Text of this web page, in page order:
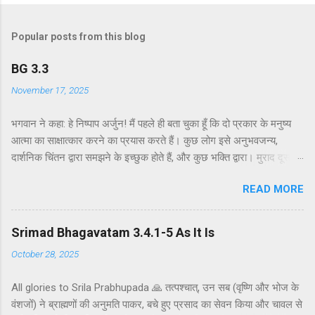
Popular posts from this blog
BG 3.3
November 17, 2025
भगवान ने कहा: हे निष्पाप अर्जुन! मैं पहले ही बता चुका हूँ कि दो प्रकार के मनुष्य
आत्मा का साक्षात्कार करने का प्रयास करते हैं। कुछ लोग इसे अनुभवजन्य,
दार्शनिक चिंतन द्वारा समझने के इच्छुक होते हैं, और कुछ भक्ति द्वारा। मुराद दूसरे
कर्मयोग या बुद्धियोग। इस श्लोक में भगवान इसे और भी स्पष्ट रूप से समझाते हैं।
सांख्ययोग, अर्थात् आत्मा और पदार्थ की प्रकृति का विश्लेषणात्मक अध्ययन, उन
लोगों के लिए विषय है जो प्रयोगात्मक ज्ञान और दर्शन द्वारा अनुमान लगाने और
समझने के इच्छुक हैं। दूसरे वर्ग के लोग कृष्णभावनामृत में कर्म करते हैं, जैसा कि
दूसरे अध्याय के इकसठवें श्लोक में बताया गया है। भगवान ने उनतीसवें श्लोक में भी
कर्म के बंधनों से मुक्त हो सकता है; और इसके अतिरिक्त, इस प्रक्रिया में कोई दोष
नहीं है। इकसठवें श्लोक में यही सिद्धांत अधिक स्पष्ट रूप से समझाया गया है - कि
READ MORE
Srimad Bhagavatam 3.4.1-5 As It Is
October 28, 2025
All glories to Srila Prabhupada 🙏 तत्पश्चात्, उन सब (वृष्णि और भोज के
वंशजों) ने ब्राह्मणों की अनुमति पाकर, बचे हुए प्रसाद का सेवन किया और चावल से